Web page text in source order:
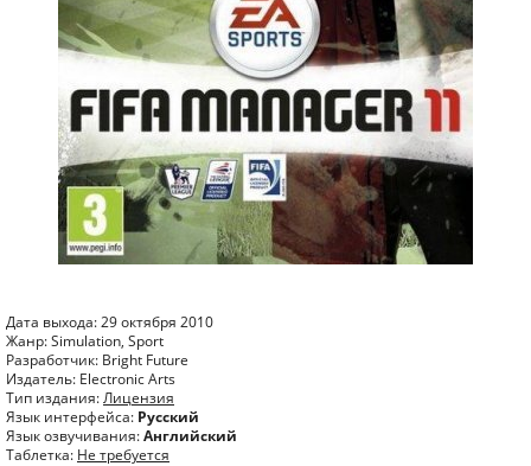
Дата выхода: 29 октября 2010
Жанр: Simulation, Sport
Разработчик: Bright Future
Издатель: Electronic Arts
Тип издания:Лицензия
Язык интерфейса: Русский
Язык озвучивания:Английский
Таблетка: Не требуется